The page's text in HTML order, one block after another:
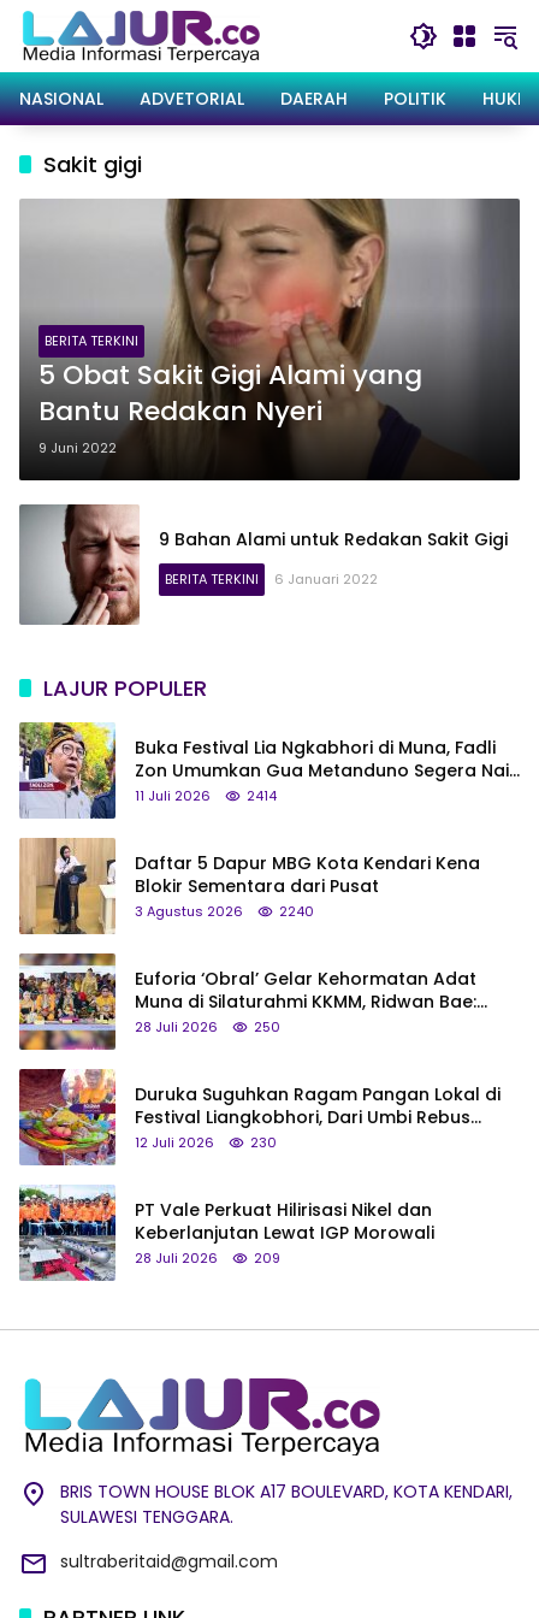
Langsung
konten
NASIONAL
ADVETORIAL DAERAH POLITIK
Sakit gigi
BERITA TERKINI
5 Obat Sakit Gigi Alami yang
Bantu Redakan Nyeri
9 Juni 2022
9 Bahan Alami untuk Redakan Sakit Gigi
BERITA TERKINI 6 Januari 2022
LAJUR POPULER
Buka Festival Lia Ngkabhori di Muna, Fadli
Zon Umumkan Gua Metanduno Segera Naik
Status Jadi Cagar Budaya Nasional
11 Juli 2026 2414
Daftar 5 Dapur MBG Kota Kendari Kena
Blokir Sementara dari Pusat
3 Agustus 2026 2240
Euforia ‘Obral’ Gelar Kehormatan Adat
Muna di Silaturahmi KKMM, Ridwan Bae:
Saya Bukan Tipe Begitu, Belum Pantas!
28 Juli 2026 250
Duruka Suguhkan Ragam Pangan Lokal di
Festival Liangkobhori, Dari Umbi Rebus
hingga Tumpeng Beras Muna
12 Juli 2026 230
PT Vale Perkuat Hilirisasi Nikel dan
Keberlanjutan Lewat IGP Morowali
28 Juli 2026 209
BRIS TOWN HOUSE BLOK A17 BOULEVARD, KOTA KENDARI,
SULAWESI TENGGARA.
sultraberitaid@gmail.com